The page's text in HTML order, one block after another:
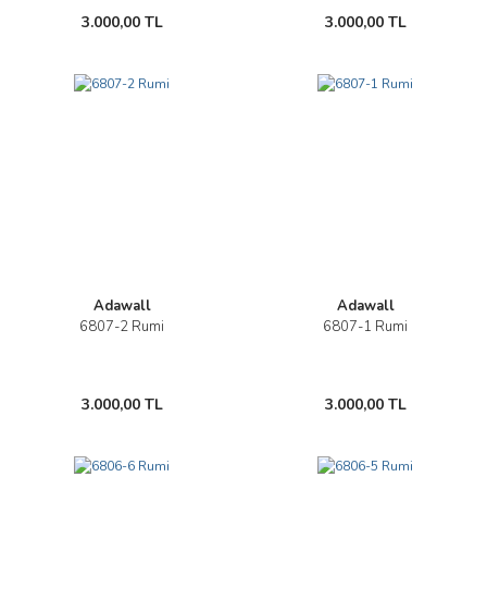
3.000,00 TL 3.000,00 TL
Adawall
6807-2 Rumi
3.000,00 TL
Adawall
6807-1 Rumi
3.000,00 TL